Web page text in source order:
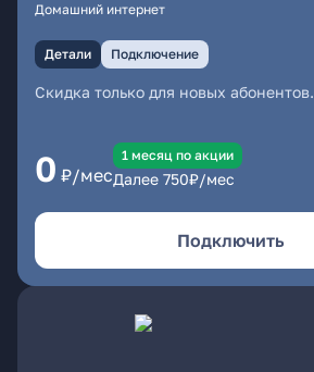
Домашний интернет
Детали Подключение
Скидка только для новых абонентов.
0 ₽/мес
1 месяц по акции
Далее 750₽/мес
Подключить